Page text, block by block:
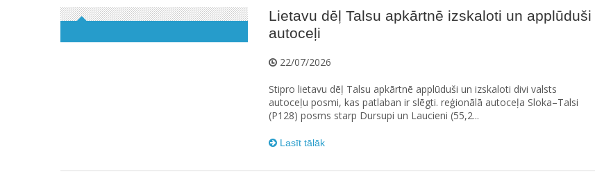
Lietavu dēļ Talsu apkārtnē izskaloti un applūduši
autoceļi
22/07/2026
Stipro lietavu dēļ Talsu apkārtnē applūduši un izskaloti divi valsts
autoceļu posmi, kas patlaban ir slēgti. reģionālā autoceļa Sloka–Talsi
(P128) posms starp Dursupi un Laucieni (55,2...
Lasīt tālāk